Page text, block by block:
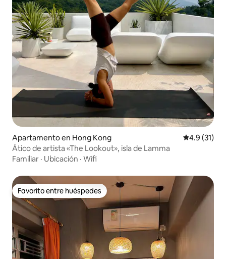
Apartamento en Hong Kong Calificación
4.9 (31)
Ático de artista «The Lookout», isla de Lamma
Familiar · Ubicación · Wifi
Favorito entre huéspedes
Favorito entre huéspedes